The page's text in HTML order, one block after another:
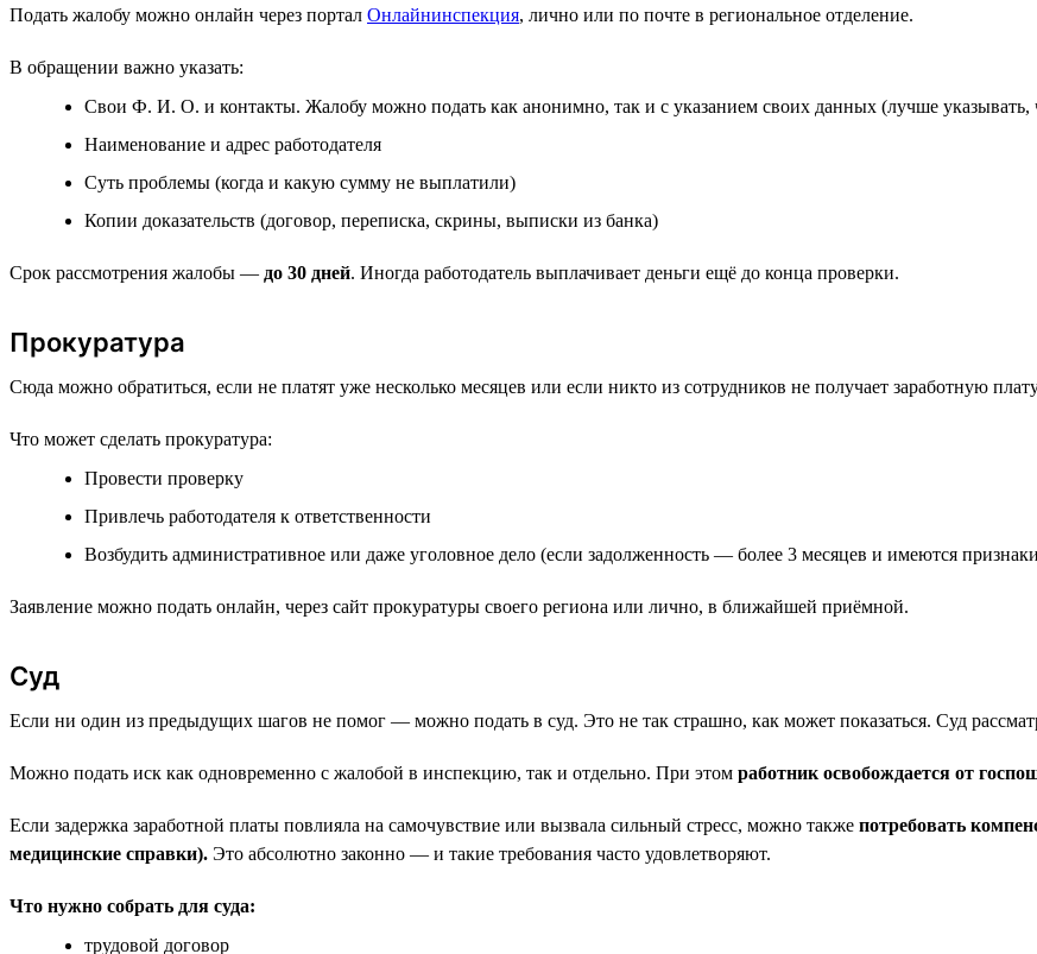
Подать жалобу можно онлайн через портал Онлайнинспекция, лично или по почте в региональное отделение.
В обращении важно указать:
Свои Ф. И. О. и контакты. Жалобу можно подать как анонимно, так и с указанием своих данных (лучше указывать,
Наименование и адрес работодателя
Суть проблемы (когда и какую сумму не выплатили)
Копии доказательств (договор, переписка, скрины, выписки из банка)
Срок рассмотрения жалобы — до 30 дней. Иногда работодатель выплачивает деньги ещё до конца проверки.
Прокуратура
Сюда можно обратиться, если не платят уже несколько месяцев или если никто из сотрудников не получает заработную
Что может сделать прокуратура:
Провести проверку
Привлечь работодателя к ответственности
Возбудить административное или даже уголовное дело (если задолженность — более 3 месяцев и имеются
Заявление можно подать онлайн, через сайт прокуратуры своего региона или лично, в ближайшей приёмной.
Суд
Если ни один из предыдущих шагов не помог — можно подать в суд. Это не так страшно, как может показаться. Суд
Можно подать иск как одновременно с жалобой в инспекцию, так и отдельно. При этом работник освобождается от
Если задержка заработной платы повлияла на самочувствие или вызвала сильный стресс, можно также потребовать
медицинские справки). Это абсолютно законно — и такие требования часто удовлетворяют.
Что нужно собрать для суда:
трудовой договор